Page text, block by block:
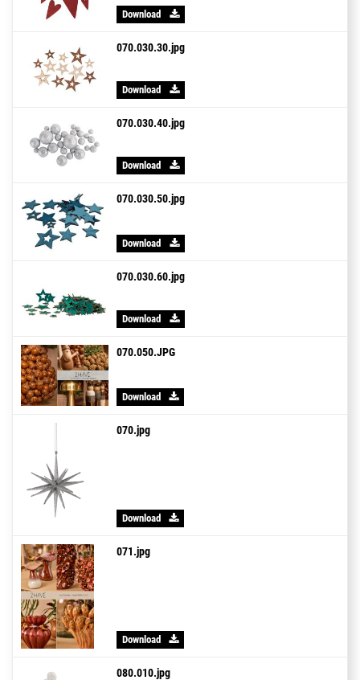
Download
070.030.30.jpg
Download
070.030.40.jpg
Download
070.030.50.jpg
Download
070.030.60.jpg
Download
070.050.JPG
Download
070.jpg
Download
071.jpg
Download
080.010.jpg